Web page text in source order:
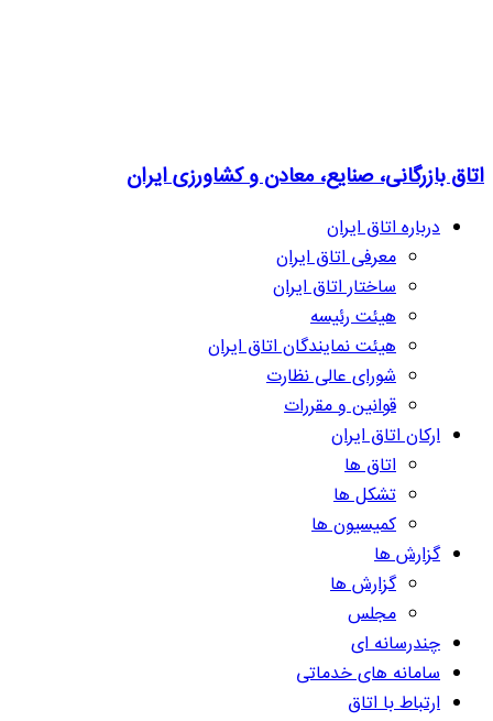
اتاق بازرگانی، صنایع، معادن و کشاورزی ایران
درباره اتاق ایران
معرفی اتاق ایران
ساختار اتاق ایران
هیئت رئیسه
هیئت نمایندگان اتاق ایران
شورای عالی نظارت
قوانین و مقررات
ارکان اتاق ایران
اتاق ها
تشکل ها
کمیسیون ها
گزارش ها
گزارش ها
مجلس
چندرسانه ای
سامانه های خدماتی
ارتباط با اتاق